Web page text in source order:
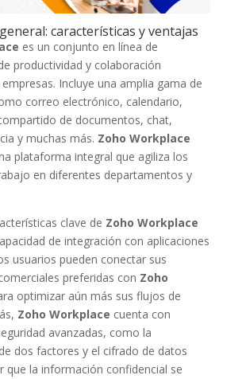
características y ventajas
es un conjunto en línea de
productividad y colaboración
Incluye una amplia gama de
correo electrónico, calendario,
de documentos, chat,
y muchas más. Zoho Workplace
plataforma integral que agiliza los
en diferentes departamentos y
clave de Zoho Workplace
de integración con aplicaciones
usuarios pueden conectar sus
preferidas con Zoho
optimizar aún más sus flujos de
Zoho Workplace cuenta con
avanzadas, como la
dos factores y el cifrado de datos
que la información confidencial se